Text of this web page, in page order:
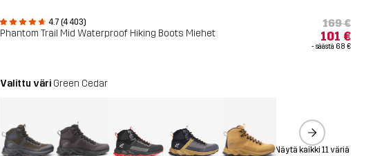
4.7 (4 403)
Phantom Trail Mid Waterproof Hiking Boots Miehet
169 €
101 €
- säästä 68 €
Valittu väri Green Cedar
Näytä kaikki 11 väriä